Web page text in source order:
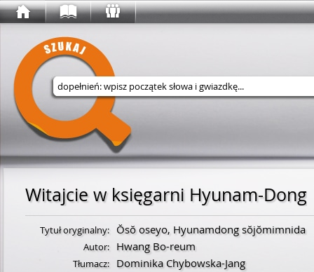
Wyszukaj w serwisie
Witajcie w księgarni Hyunam-Dong
Tytuł oryginalny: Ŏsŏ oseyo, Hyunamdong sŏjŏmimnida
Autor: Hwang Bo-reum
Tłumacz: Dominika Chybowska-Jang